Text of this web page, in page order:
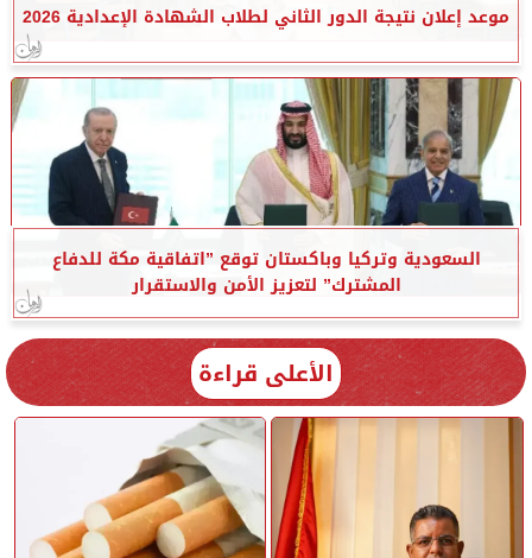
موعد إعلان نتيجة الدور الثاني لطلاب الشهادة الإعدادية 2026
السعودية وتركيا وباكستان توقع ”اتفاقية مكة للدفاع
المشترك” لتعزيز الأمن والاستقرار
الأعلى قراءة